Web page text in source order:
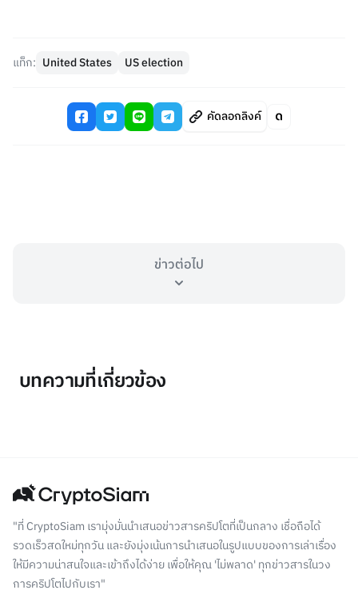
แท็ก: United States US election
คัดลอกลิงค์
ข่าวต่อไป
บทความที่เกี่ยวข้อง
"ที่ CryptoSiam เรามุ่งมั่นนำเสนอข่าวสารคริปโตที่เป็นกลาง เชื่อถือได้
รวดเร็วสดใหม่ทุกวัน และยังมุ่งเน้นการนำเสนอในรูปแบบของการเล่าเรื่อง
ให้มีความน่าสนใจและเข้าถึงได้ง่าย เพื่อให้คุณ 'ไม่พลาด' ทุกข่าวสารในวง
การคริปโตไปกับเรา"